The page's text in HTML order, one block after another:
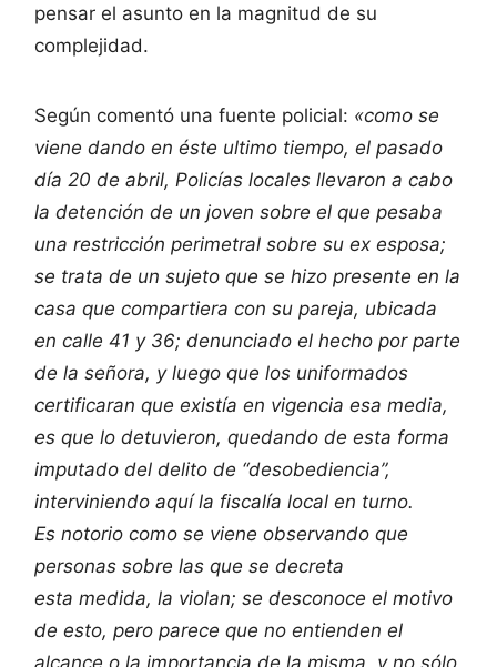
pensar el asunto en la magnitud de su
complejidad.
Según comentó una fuente policial: «como se
viene dando en éste ultimo tiempo, el pasado
día 20 de abril, Policías locales llevaron a cabo
la detención de un joven sobre el que pesaba
una restricción perimetral sobre su ex esposa;
se trata de un sujeto que se hizo presente en la
casa que compartiera con su pareja, ubicada
en calle 41 y 36; denunciado el hecho por parte
de la señora, y luego que los uniformados
certificaran que existía en vigencia esa media,
es que lo detuvieron, quedando de esta forma
imputado del delito de “desobediencia”,
interviniendo aquí la fiscalía local en turno.
Es notorio como se viene observando que
personas sobre las que se decreta
esta medida, la violan; se desconoce el motivo
de esto, pero parece que no entienden el
alcance o la importancia de la misma, y no sólo